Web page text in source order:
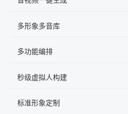
多形象多音库
多功能编排
秒级虚拟人构建
标准形象定制